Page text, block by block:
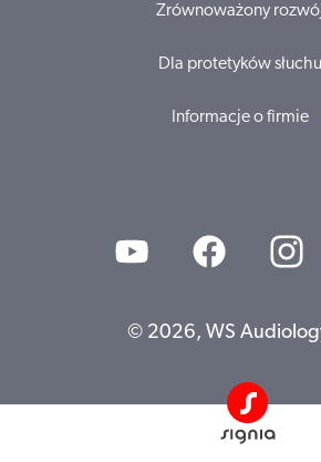
Zrównoważony
Dla protetyków słuchu
Informacje o firmie
© 2026, WS